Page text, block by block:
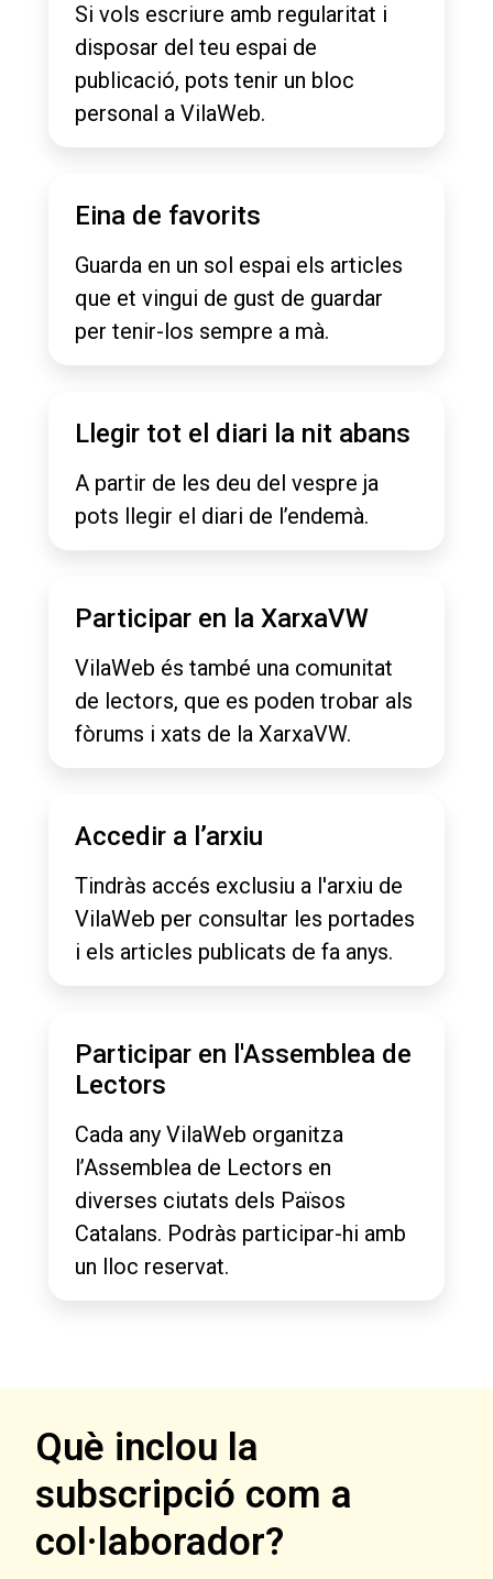
Si vols escriure amb regularitat i
disposar del teu espai de
publicació, pots tenir un bloc
personal a VilaWeb.
Eina de favorits
Guarda en un sol espai els articles
que et vingui de gust de guardar
per tenir-los sempre a mà.
Llegir tot el diari la nit abans
A partir de les deu del vespre ja
pots llegir el diari de l’endemà.
Participar en la XarxaVW
VilaWeb és també una comunitat
de lectors, que es poden trobar als
fòrums i xats de la XarxaVW.
Accedir a l’arxiu
Tindràs accés exclusiu a l'arxiu de
VilaWeb per consultar les portades
i els articles publicats de fa anys.
Participar en l'Assemblea de
Lectors
Cada any VilaWeb organitza
l’Assemblea de Lectors en
diverses ciutats dels Països
Catalans. Podràs participar-hi amb
un lloc reservat.
Què inclou la
subscripció com a
col·laborador?